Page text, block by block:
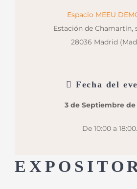
Espacio MEEU
Estación de Chamartín,
28036 Madrid
Fecha del
3 de Septiembre de
De 10:00 a 18:00.